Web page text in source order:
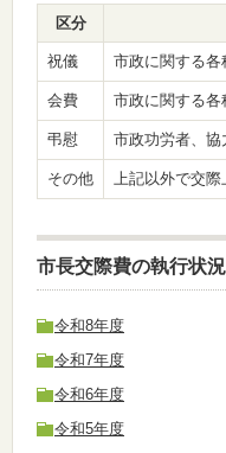
区分
祝儀 市政に関する
会費 市政に関する
弔慰 市政功労者、
その他 上記以外で交
市長交際費の執行状況
令和8年度
令和7年度
令和6年度
令和5年度